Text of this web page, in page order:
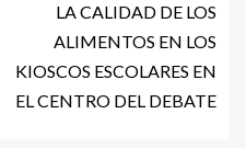
LA CALIDAD DE LOS
ALIMENTOS EN LOS
KIOSCOS ESCOLARES EN
EL CENTRO DEL DEBATE